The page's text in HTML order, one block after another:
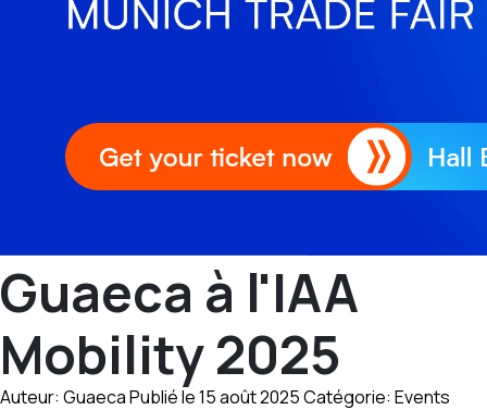
Guaeca à l'IAA
Mobility 2025
Auteur: GuaecaPublié le 15 août 2025Catégorie: Events